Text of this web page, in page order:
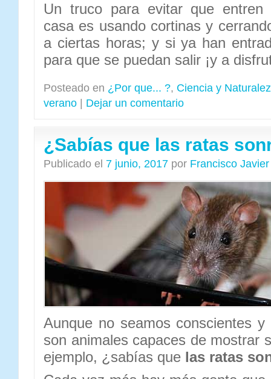
Un truco para evitar que entren
casa es usando cortinas y
a ciertas horas; y si ya han
para que se puedan salir ¡y a
Posteado en ¿Por que... ?, Ciencia y
verano
Dejar un comentario
¿Sabías que las ratas
Publicado el 7 junio, 2017 por Francisco
Aunque no seamos conscientes
son animales capaces de mostrar
ejemplo, ¿sabías que las ratas